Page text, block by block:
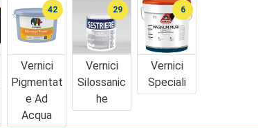
Vernici
Pigmentat
E Ad
Acqua
42
Vernici
Silossanic
He
29
Vernici
Speciali
6